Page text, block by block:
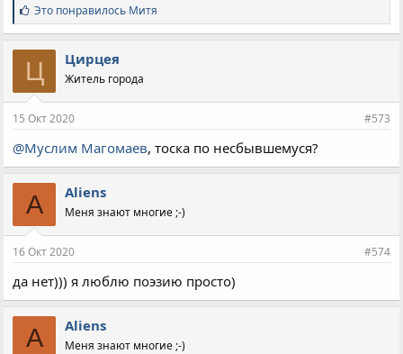
С
и
м
п
а
т
и
:
Это понравилось Митя
Ц Цирцея
Житель города
15 Окт 2020 #573
@Муслим Магомаев, тоска по несбывшемуся?
A Aliens
Меня знают многие ;-)
16 Окт 2020 #574
да нет))) я люблю поэзию просто)
A Aliens
Меня знают многие ;-)